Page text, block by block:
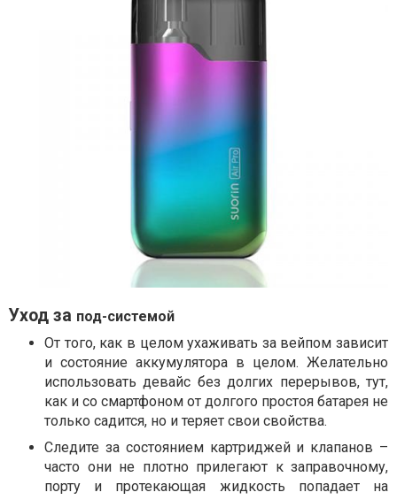
Уход за под-системой
От того, как в целом ухаживать за вейпом зависит
и состояние аккумулятора в целом. Желательно
использовать девайс без долгих перерывов, тут,
как и со смартфоном от долгого простоя батарея не
только садится, но и теряет свои свойства.
Следите за состоянием картриджей и клапанов –
часто они не плотно прилегают к заправочному,
порту и протекающая жидкость попадает на